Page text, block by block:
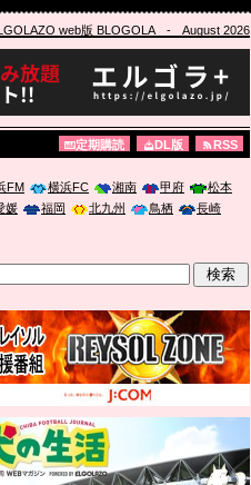
web版 BLOGOLA- August 2026
定期購読 DL版 RSS
FM 横浜FC 湘南 甲府
松本
媛 福岡 北九州 鳥栖
長崎